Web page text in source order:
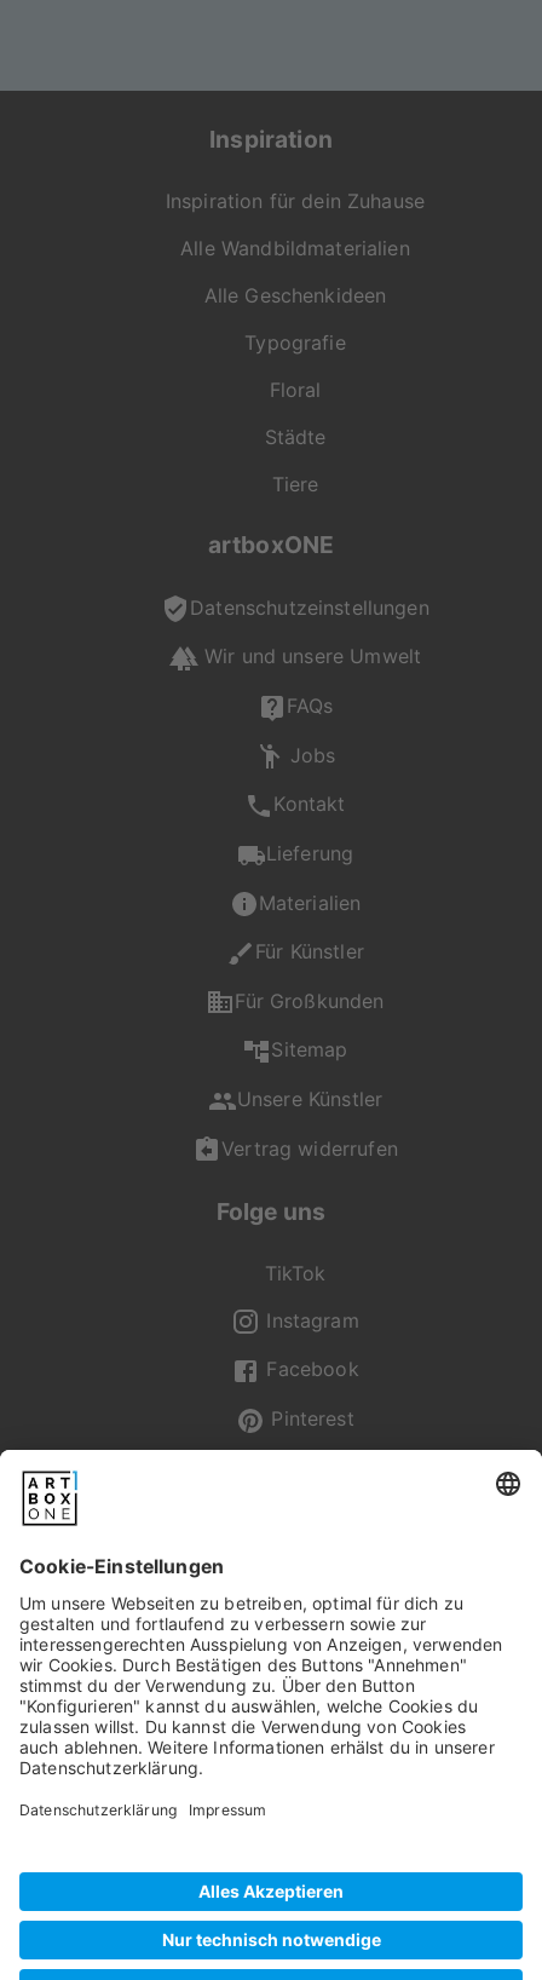
Liebe zum Detail
entsteht so dein
persönliches
gewohnt hohen
Qualität von
Motiv, Produkt oder
Kundenservice gerne
für dich da und
unterstützt dich bei
deiner Auswahl.
Fr von 08:00 - 20:00
- 20:00 Uhr unter +49
oder per Mail an
service@artboxone.de
Inspiration
Inspiration für dein Zuhause
Alle Wandbildmaterialien
Alle Geschenkideen
Typografie
Floral
Städte
Tiere
artboxONE
Datenschutzeinstellungen
Wir und unsere Umwelt
FAQs
Jobs
Kontakt
Lieferung
Materialien
Für Künstler
Für Großkunden
Sitemap
Unsere Künstler
Vertrag widerrufen
Folge uns
TikTok
Instagram
Facebook
Pinterest
Pixum
Widerrufsbelehrung
Datenschutz
AGB/Kundeninfos
Impressum
©2026artboxONE